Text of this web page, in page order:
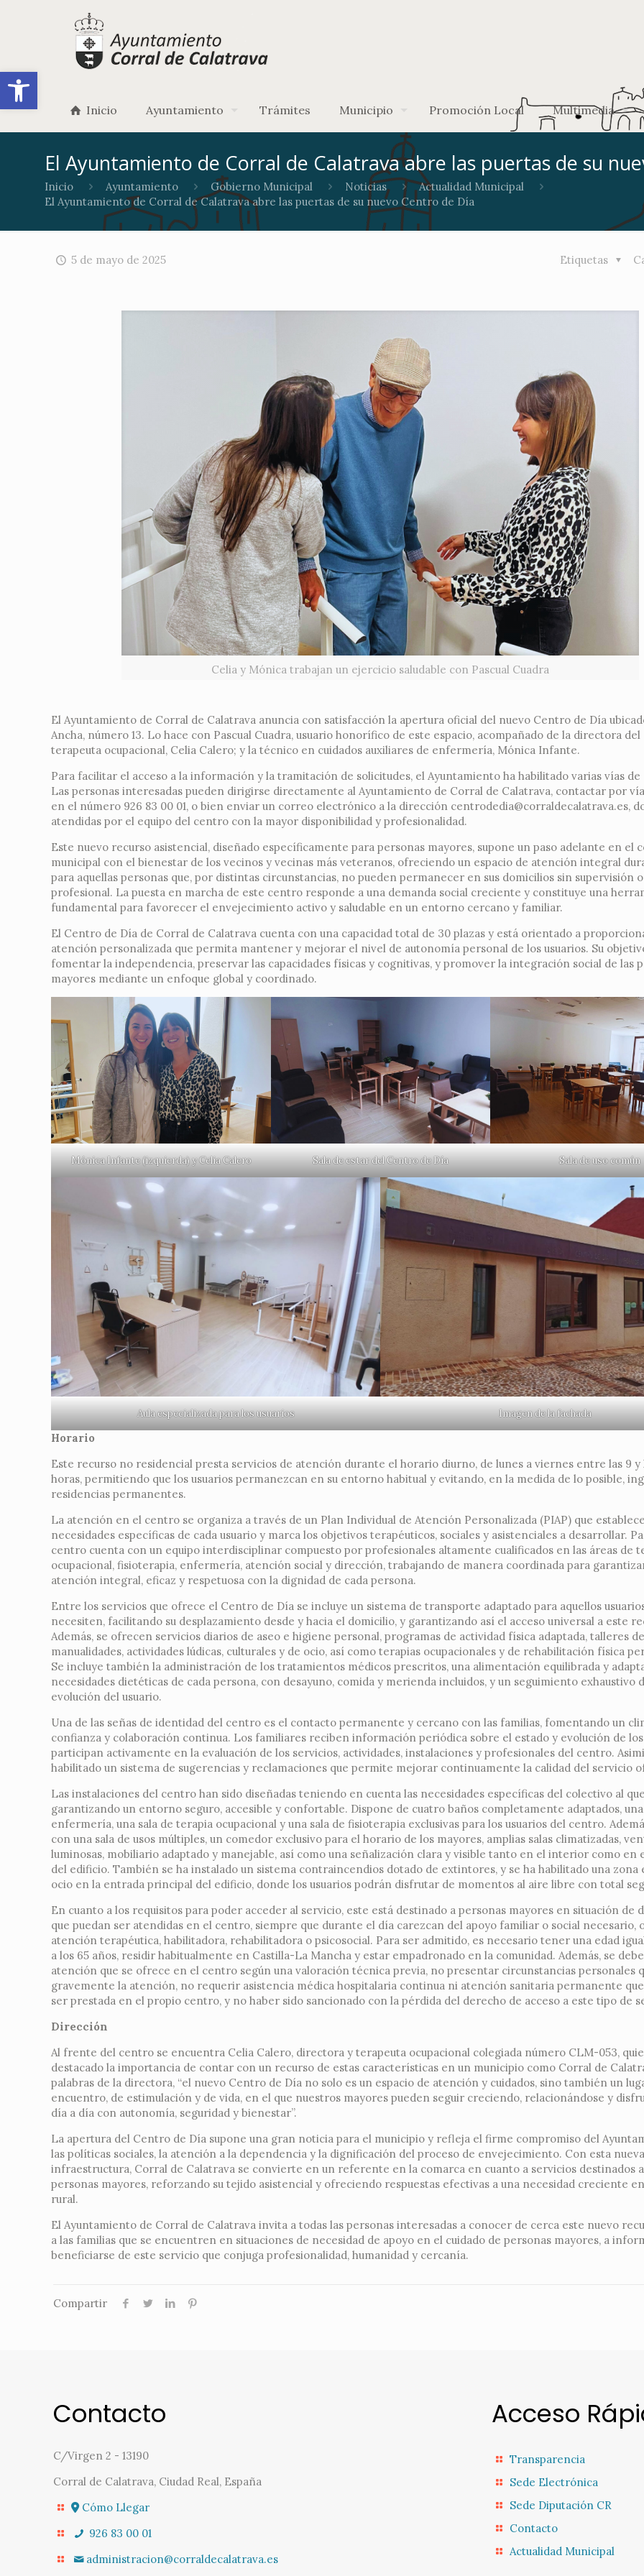
Abrir barra de herramientas
Inicio Ayuntamiento Trámites Municipio Promoción Local Multimedia
El Ayuntamiento de Corral de Calatrava abre las puertas de su
Inicio Ayuntamiento Gobierno Municipal Noticias
Actualidad Municipal
El Ayuntamiento de Corral de Calatrava abre las puertas de su nuevo Centro de Día
5 de mayo de 2025 Etiquetas
Celia y Mónica trabajan un ejercicio saludable con Pascual Cuadra
El Ayuntamiento de Corral de Calatrava anuncia con satisfacción la apertura oficial del nuevo Centro de Día
Ancha, número 13. Lo hace con Pascual Cuadra, usuario honorífico de este espacio, acompañado de la directora
terapeuta ocupacional, Celia Calero; y la técnico en cuidados auxiliares de enfermería, Mónica Infante.
Para facilitar el acceso a la información y la tramitación de solicitudes, el Ayuntamiento ha habilitado varias vías
Las personas interesadas pueden dirigirse directamente al Ayuntamiento de Corral de Calatrava, contactar por
en el número 926 83 00 01, o bien enviar un correo electrónico a la dirección centrodedia@corraldecalatrava.es,
atendidas por el equipo del centro con la mayor disponibilidad y profesionalidad.
Este nuevo recurso asistencial, diseñado específicamente para personas mayores, supone un paso adelante en el
municipal con el bienestar de los vecinos y vecinas más veteranos, ofreciendo un espacio de atención integral
para aquellas personas que, por distintas circunstancias, no pueden permanecer en sus domicilios sin supervisión
profesional. La puesta en marcha de este centro responde a una demanda social creciente y constituye una
fundamental para favorecer el envejecimiento activo y saludable en un entorno cercano y familiar.
El Centro de Día de Corral de Calatrava cuenta con una capacidad total de 30 plazas y está orientado a
atención personalizada que permita mantener y mejorar el nivel de autonomía personal de los usuarios. Su
fomentar la independencia, preservar las capacidades físicas y cognitivas, y promover la integración social de las
mayores mediante un enfoque global y coordinado.
Mónica Infante (izquierda) y Celia Calero Sala de estar del Centro de Día Sala de uso común
Aula especializada para los usuarios Imagen de la fachada
Horario
Este recurso no residencial presta servicios de atención durante el horario diurno, de lunes a viernes entre las 9 y
horas, permitiendo que los usuarios permanezcan en su entorno habitual y evitando, en la medida de lo posible,
residencias permanentes.
La atención en el centro se organiza a través de un Plan Individual de Atención Personalizada (PIAP) que
necesidades específicas de cada usuario y marca los objetivos terapéuticos, sociales y asistenciales a desarrollar.
centro cuenta con un equipo interdisciplinar compuesto por profesionales altamente cualificados en las áreas de
ocupacional, fisioterapia, enfermería, atención social y dirección, trabajando de manera coordinada para
atención integral, eficaz y respetuosa con la dignidad de cada persona.
Entre los servicios que ofrece el Centro de Día se incluye un sistema de transporte adaptado para aquellos
necesiten, facilitando su desplazamiento desde y hacia el domicilio, y garantizando así el acceso universal a este
Además, se ofrecen servicios diarios de aseo e higiene personal, programas de actividad física adaptada, talleres
manualidades, actividades lúdicas, culturales y de ocio, así como terapias ocupacionales y de rehabilitación física
Se incluye también la administración de los tratamientos médicos prescritos, una alimentación equilibrada y
necesidades dietéticas de cada persona, con desayuno, comida y merienda incluidos, y un seguimiento exhaustivo
evolución del usuario.
Una de las señas de identidad del centro es el contacto permanente y cercano con las familias, fomentando un
confianza y colaboración continua. Los familiares reciben información periódica sobre el estado y evolución de los
participan activamente en la evaluación de los servicios, actividades, instalaciones y profesionales del centro.
habilitado un sistema de sugerencias y reclamaciones que permite mejorar continuamente la calidad del servicio
Las instalaciones del centro han sido diseñadas teniendo en cuenta las necesidades específicas del colectivo al
garantizando un entorno seguro, accesible y confortable. Dispone de cuatro baños completamente adaptados,
enfermería, una sala de terapia ocupacional y una sala de fisioterapia exclusivas para los usuarios del centro.
con una sala de usos múltiples, un comedor exclusivo para el horario de los mayores, amplias salas climatizadas,
luminosas, mobiliario adaptado y manejable, así como una señalización clara y visible tanto en el interior como en
del edificio. También se ha instalado un sistema contraincendios dotado de extintores, y se ha habilitado una
ocio en la entrada principal del edificio, donde los usuarios podrán disfrutar de momentos al aire libre con total
En cuanto a los requisitos para poder acceder al servicio, este está destinado a personas mayores en situación de
que puedan ser atendidas en el centro, siempre que durante el día carezcan del apoyo familiar o social necesario,
atención terapéutica, habilitadora, rehabilitadora o psicosocial. Para ser admitido, es necesario tener una edad
a los 65 años, residir habitualmente en Castilla-La Mancha y estar empadronado en la comunidad. Además, se
atención que se ofrece en el centro según una valoración técnica previa, no presentar circunstancias personales
gravemente la atención, no requerir asistencia médica hospitalaria continua ni atención sanitaria permanente
ser prestada en el propio centro, y no haber sido sancionado con la pérdida del derecho de acceso a este tipo de
Dirección
Al frente del centro se encuentra Celia Calero, directora y terapeuta ocupacional colegiada número CLM-053,
destacado la importancia de contar con un recurso de estas características en un municipio como Corral de
palabras de la directora, “el nuevo Centro de Día no solo es un espacio de atención y cuidados, sino también un
encuentro, de estimulación y de vida, en el que nuestros mayores pueden seguir creciendo, relacionándose y
día a día con autonomía, seguridad y bienestar”.
La apertura del Centro de Día supone una gran noticia para el municipio y refleja el firme compromiso del
las políticas sociales, la atención a la dependencia y la dignificación del proceso de envejecimiento. Con esta
infraestructura, Corral de Calatrava se convierte en un referente en la comarca en cuanto a servicios destinados
personas mayores, reforzando su tejido asistencial y ofreciendo respuestas efectivas a una necesidad creciente
rural.
El Ayuntamiento de Corral de Calatrava invita a todas las personas interesadas a conocer de cerca este nuevo
a las familias que se encuentren en situaciones de necesidad de apoyo en el cuidado de personas mayores, a
beneficiarse de este servicio que conjuga profesionalidad, humanidad y cercanía.
Compartir
Contacto
C/Virgen 2 - 13190
Corral de Calatrava, Ciudad Real, España
Cómo Llegar
926 83 00 01
administracion@corraldecalatrava.es
Acceso
Transparencia
Sede Electrónica
Sede Diputación CR
Contacto
Actualidad Municipal